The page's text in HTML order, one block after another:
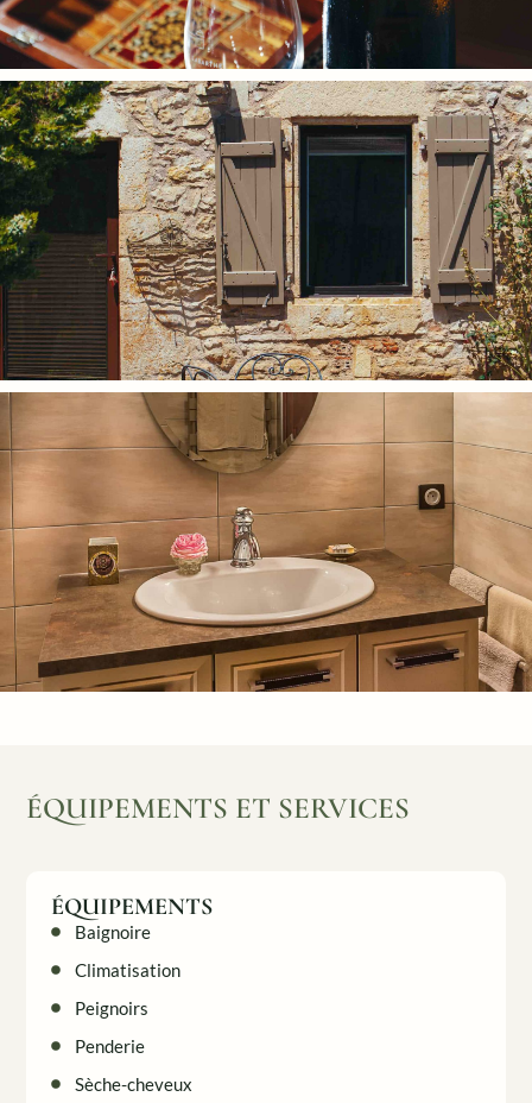
ÉQUIPEMENTS ET SERVICES
ÉQUIPEMENTS
Baignoire
Climatisation
Peignoirs
Penderie
Sèche-cheveux